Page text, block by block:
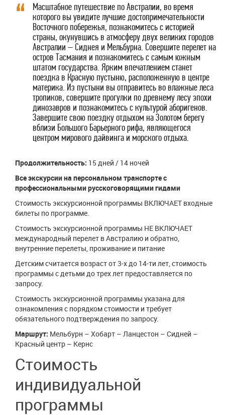
Масштабное путешествие по Австралии, во время
которого вы увидите лучшие достопримечательности
Восточного побережья, познакомитесь с историей
страны, окунувшись в атмосферу двух великих городов
Австралии – Сиднея и Мельбурна. Совершите перелет на
остров Тасмания и познакомитесь с самым южным
штатом государства. Ярким впечатлением станет
поездка в Красную пустыню, расположенную в центре
материка. Из пустыни вы отправитесь во влажные леса
тропиков, совершите прогулки по древнему лесу эпохи
динозавров и познакомитесь с культурой аборигенов.
Завершите свою поездку отдыхом на Золотом берегу
вблизи Большого Барьерного рифа, являющегося
центром мирового дайвинга и морского отдыха.
Продолжительность: 15 дней / 14 ночей
Все экскурсии на персональном транспорте с
профессиональными русскоговорящими гидами
Стоимость экскурсионной программы ВКЛЮЧАЕТ входные
билеты по программе.
Стоимость экскурсионной программы НЕ ВКЛЮЧАЕТ
международный перелет в Австралию и обратно,
внутренние перелеты, проживание и питание
Детским считается возраст от 3-х до 14-ти лет, стоимость
программы с детьми до трех лет предоставляется по
запросу.
Стоимость экскурсионной программы указана для
ознакомления с порядком стоимости и требует
обязательного подтверждения по запросу.
Маршрут: Мельбурн – Хобарт – Ланцестон – Сидней –
Красный центр – Кернс
Стоимость
индивидуальной
программы